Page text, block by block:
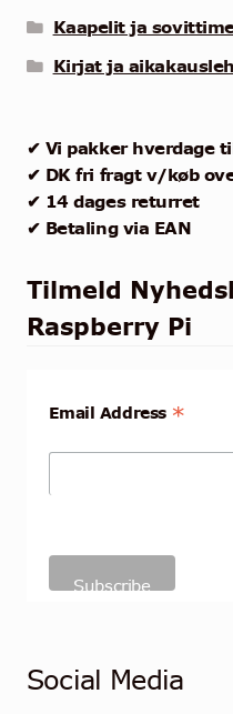
Kaapelit ja
Kirjat ja
✔ Vi pakker hverdage
✔ DK fri fragt v/køb
✔ 14 dages returret
✔ Betaling via EAN
Tilmeld
Raspberry Pi
Email Address *
Social Media